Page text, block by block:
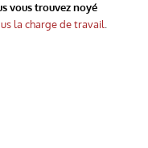
vous trouvez noyé
la charge de travail